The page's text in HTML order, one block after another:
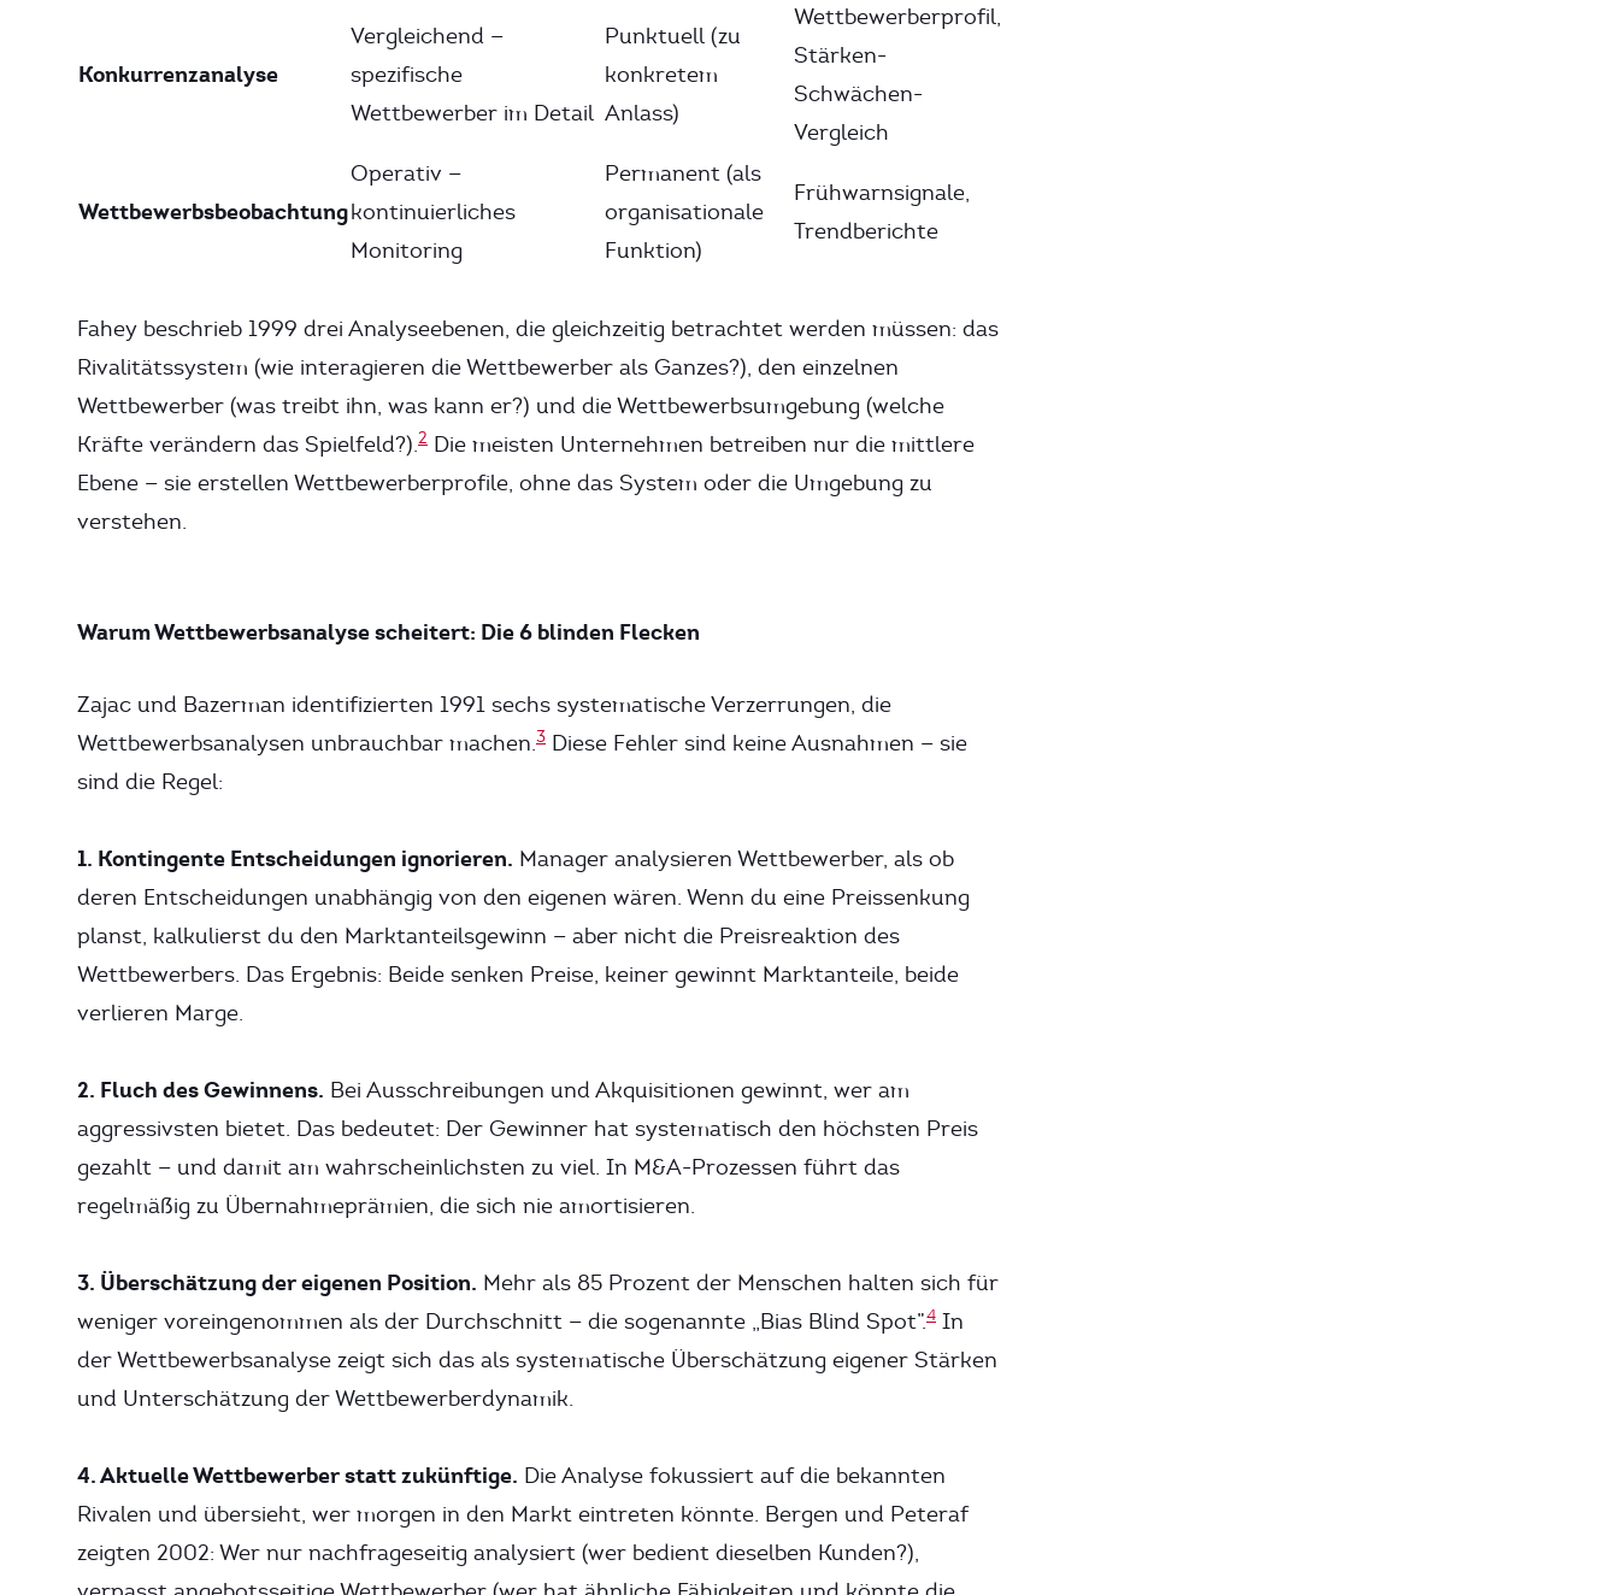
Konkurrenzanalyse
Vergleichend —
spezifische
Wettbewerber im Detail
Punktuell (zu
konkretem
Anlass)
Wettbewerberprofil,
Stärken-
Schwächen-
Vergleich
Wettbewerbsbeobachtung
Operativ —
kontinuierliches
Monitoring
Permanent (als
organisationale
Funktion)
Frühwarnsignale,
Trendberichte
Fahey beschrieb 1999 drei Analyseebenen, die gleichzeitig betrachtet werden müssen: das
Rivalitätssystem (wie interagieren die Wettbewerber als Ganzes?), den einzelnen
Wettbewerber (was treibt ihn, was kann er?) und die Wettbewerbsumgebung (welche
Kräfte verändern das Spielfeld?).2 Die meisten Unternehmen betreiben nur die mittlere
Ebene — sie erstellen Wettbewerberprofile, ohne das System oder die Umgebung zu
verstehen.
Warum Wettbewerbsanalyse scheitert: Die 6 blinden Flecken
Zajac und Bazerman identifizierten 1991 sechs systematische Verzerrungen, die
Wettbewerbsanalysen unbrauchbar machen.3 Diese Fehler sind keine Ausnahmen — sie
sind die Regel:
1. Kontingente Entscheidungen ignorieren. Manager analysieren Wettbewerber, als ob
deren Entscheidungen unabhängig von den eigenen wären. Wenn du eine Preissenkung
planst, kalkulierst du den Marktanteilsgewinn — aber nicht die Preisreaktion des
Wettbewerbers. Das Ergebnis: Beide senken Preise, keiner gewinnt Marktanteile, beide
verlieren Marge.
2. Fluch des Gewinnens. Bei Ausschreibungen und Akquisitionen gewinnt, wer am
aggressivsten bietet. Das bedeutet: Der Gewinner hat systematisch den höchsten Preis
gezahlt — und damit am wahrscheinlichsten zu viel. In M&A-Prozessen führt das
regelmäßig zu Übernahmeprämien, die sich nie amortisieren.
3. Überschätzung der eigenen Position. Mehr als 85 Prozent der Menschen halten sich für
weniger voreingenommen als der Durchschnitt — die sogenannte „Bias Blind Spot”.4 In
der Wettbewerbsanalyse zeigt sich das als systematische Überschätzung eigener Stärken
und Unterschätzung der Wettbewerberdynamik.
4. Aktuelle Wettbewerber statt zukünftige. Die Analyse fokussiert auf die bekannten
Rivalen und übersieht, wer morgen in den Markt eintreten könnte. Bergen und Peteraf
zeigten 2002: Wer nur nachfrageseitig analysiert (wer bedient dieselben Kunden?),